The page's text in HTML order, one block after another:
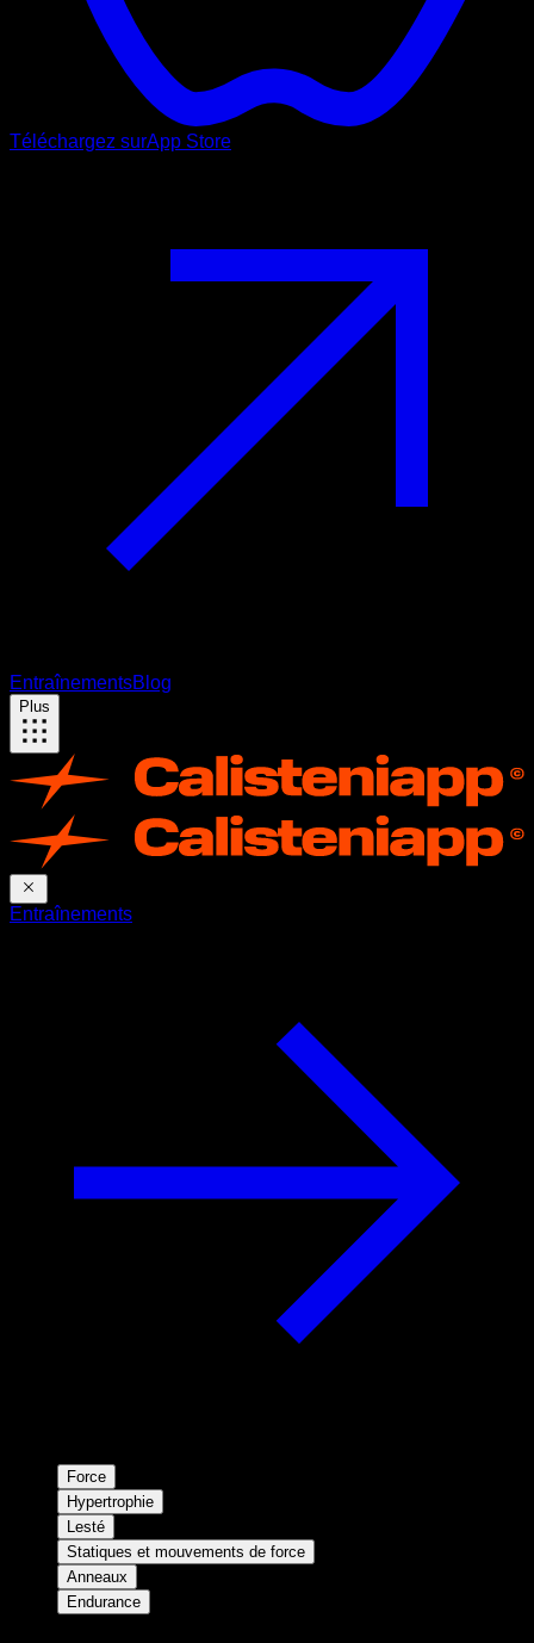
Téléchargez surApp Store
EntraînementsBlog
Plus
Entraînements
Force
Hypertrophie
Lesté
Statiques et mouvements de force
Anneaux
Endurance